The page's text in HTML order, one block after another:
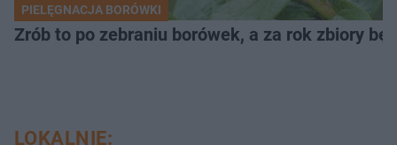
PIELĘGNACJA BORÓWKI
Zrób to po zebraniu borówek, a za rok zbiory
LOKALNIE: